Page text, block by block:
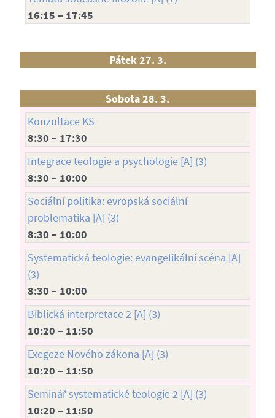
16:15 – 17:45
Pátek 27. 3.
Sobota 28. 3.
Konzultace KS
8:30 – 17:30
Integrace teologie a psychologie [A] (3)
8:30 – 10:00
Sociální politika: evropská sociální
problematika [A] (3)
8:30 – 10:00
Systematická teologie: evangelikální scéna [A]
(3)
8:30 – 10:00
Biblická interpretace 2 [A] (3)
10:20 – 11:50
Exegeze Nového zákona [A] (3)
10:20 – 11:50
Seminář systematické teologie 2 [A] (3)
10:20 – 11:50